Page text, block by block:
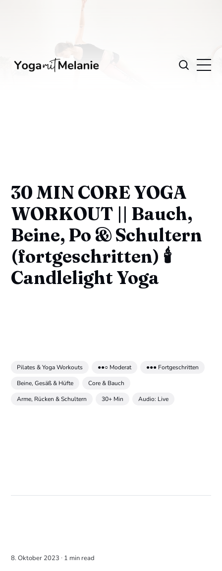
30 MIN CORE YOGA
WORKOUT || Bauch,
Beine, Po & Schultern
(fortgeschritten) 🕯️
Candlelight Yoga
Pilates & Yoga Workouts ●●○ Moderat
●●● Fortgeschritten
Beine, Gesäß & Hüfte
Core & Bauch
Arme, Rücken & Schultern
30+ Min Audio: Live
8. Oktober 2023 ∙ 1 min read